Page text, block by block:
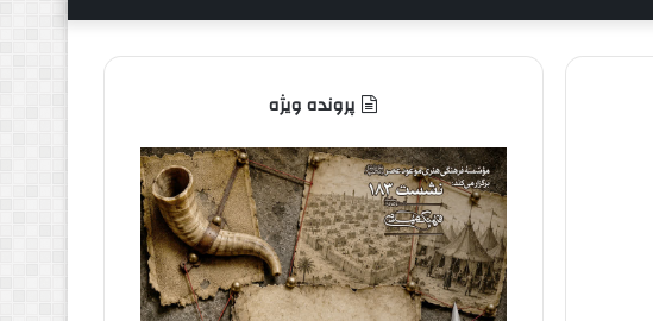
برایپوسته
پرونده ویژه